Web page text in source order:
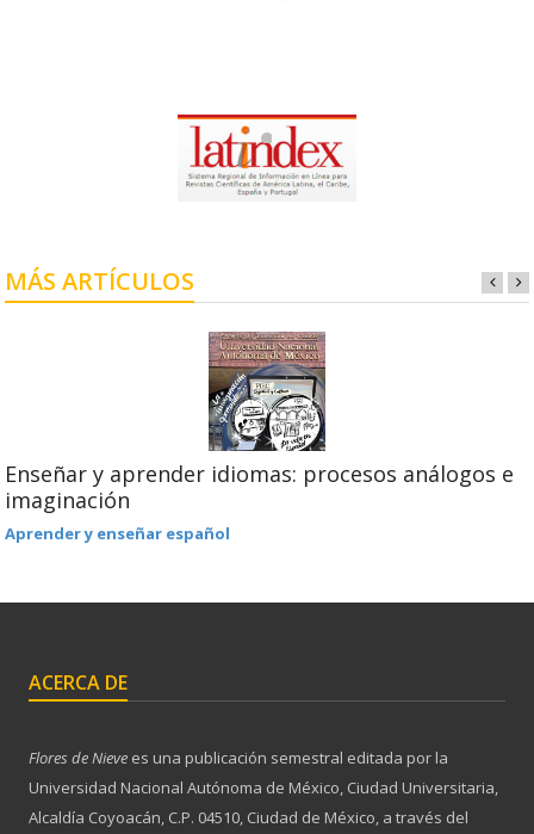
MÁS ARTÍCULOS
Enseñar y aprender idiomas: procesos análogos e
imaginación
Aprender y enseñar español
ACERCA DE
Flores de Nieve es una publicación semestral editada por la
Universidad Nacional Autónoma de México, Ciudad Universitaria,
Alcaldía Coyoacán, C.P. 04510, Ciudad de México, a través del